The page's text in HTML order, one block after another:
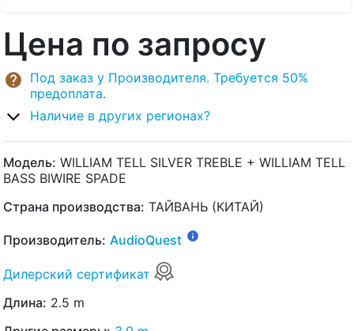
Цена по запросу
Под заказ у Производителя. Требуется 50%
предоплата.
Наличие в других регионах?
Модель: WILLIAM TELL SILVER TREBLE + WILLIAM TELL
BASS BIWIRE SPADE
Страна производства: ТАЙВАНЬ (КИТАЙ)
Производитель: AudioQuest
Дилерский сертификат
Длина: 2.5 m